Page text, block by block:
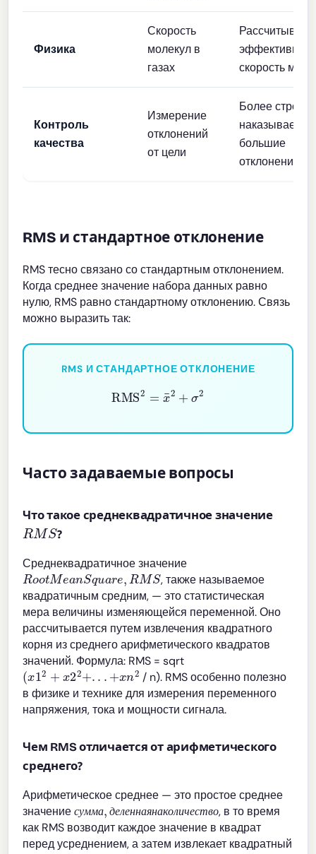
Физика
Скорость
молекул в
газах
Рассчитывает
эффективную
скорость
Контроль
качества
Измерение
отклонений
от цели
Более строго
наказывает за
большие
отклонения
RMS и стандартное отклонение
RMS тесно связано со стандартным отклонением.
Когда среднее значение набора данных равно
нулю, RMS равно стандартному отклонению. Связь
можно выразить так:
RMS И СТАНДАРТНОЕ ОТКЛОНЕНИЕ
RMS2 ¯2 +σ
Часто задаваемые вопросы
Что такое среднеквадратичное значение
RMS
?
Среднеквадратичное значение
RootMeanSqua re,RMS , также называемое
квадратичным средним, — это статистическая
мера величины изменяющейся переменной. Оно
рассчитывается путем извлечения квадратного
корня из среднего арифметического квадратов
значений. Формула: RMS = sqrt
(x12+x22+...+xn2
/ n). RMS особенно полезно
в физике и технике для измерения переменного
напряжения, тока и мощности сигнала.
Чем RMS отличается от арифметического
среднего?
Арифметическое среднее — это простое среднее
значениес умма деленнаянаколи чество
сумма,деленна наколичест во
, в то время
как RMS возводит каждое значение в квадрат
перед усреднением, а затем извлекает квадратный